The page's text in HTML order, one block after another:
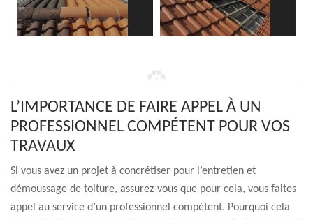
L’IMPORTANCE DE FAIRE APPEL À UN
PROFESSIONNEL COMPÉTENT POUR VOS
TRAVAUX
Si vous avez un projet à concrétiser pour l’entretien et
démoussage de toiture, assurez-vous que pour cela, vous faites
appel au service d’un professionnel compétent. Pourquoi cela